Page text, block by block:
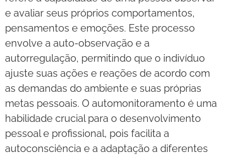
e avaliar seus próprios comportamentos,
pensamentos e emoções. Este processo
envolve a auto-observação e a
autorregulação, permitindo que o indivíduo
ajuste suas ações e reações de acordo com
as demandas do ambiente e suas próprias
metas pessoais. O automonitoramento é uma
habilidade crucial para o desenvolvimento
pessoal e profissional, pois facilita a
autoconsciência e a adaptação a diferentes